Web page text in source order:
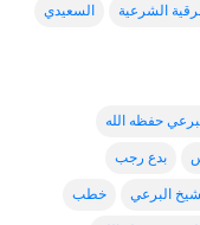
الشرعية السعيدي
حفظه الله
بدع رجب
البرعي خطب